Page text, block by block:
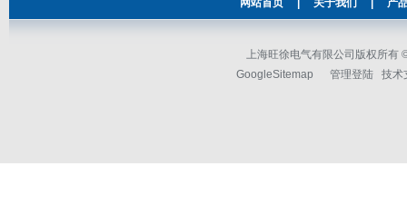
网站首页 关于我们 产
上海旺徐电气有限公司版权所有
GoogleSitemap
管理登陆 技术